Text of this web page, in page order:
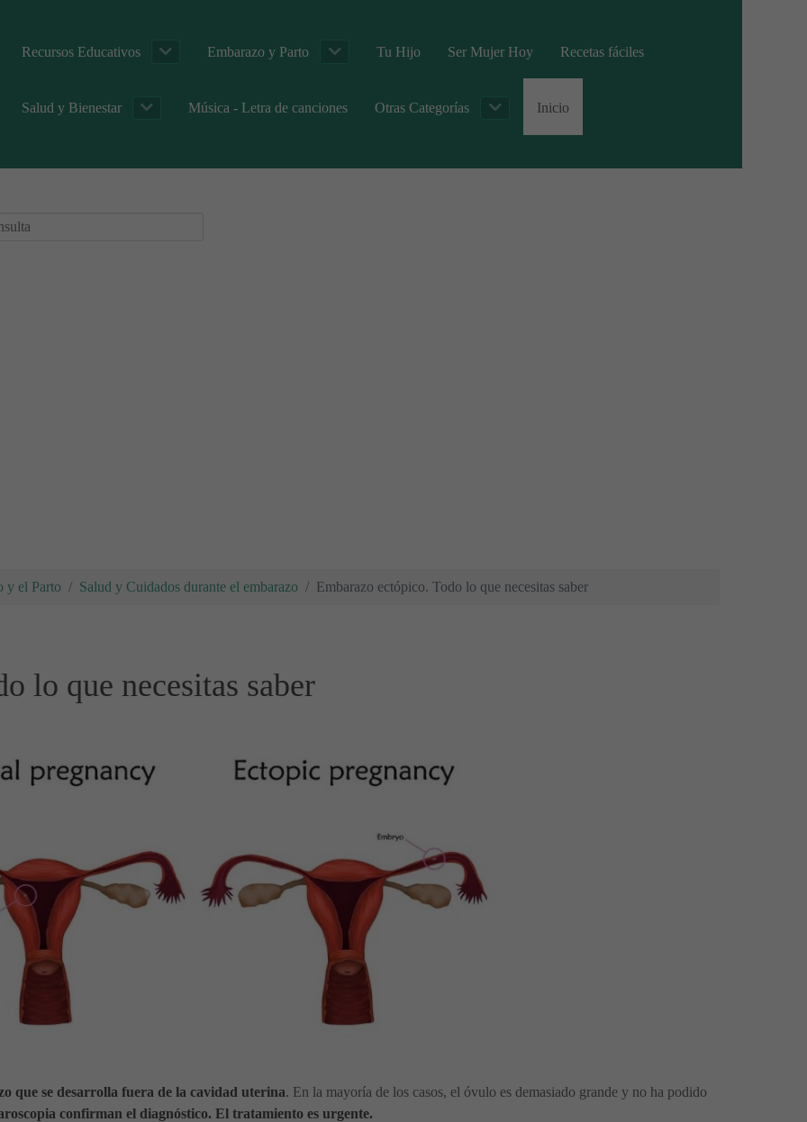
Recursos Educativos Embarazo y Parto Tu Hijo Ser Mujer Hoy Recetas fáciles
Salud y Bienestar Música - Letra de canciones Otras Categorías Inicio
y el Parto Salud y Cuidados durante el embarazo Embarazo ectópico. Todo lo que necesitas saber
lo que necesitas saber
que se desarrolla fuera de la cavidad uterina. En la mayoría de los casos, el óvulo es demasiado grande y no ha podido
confirman el diagnóstico. El tratamiento es urgente.